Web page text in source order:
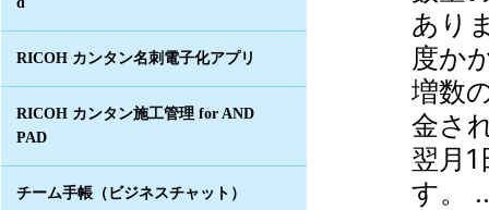
RICOH カンタン名刺電子化アプリ
RICOH カンタン施工管理 for AND
PAD
チーム手帳（ビジネスチャット）
あり
度か
増数
金さ
翌月
す。